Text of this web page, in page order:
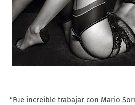
“Fue increíble trabajar con Mario